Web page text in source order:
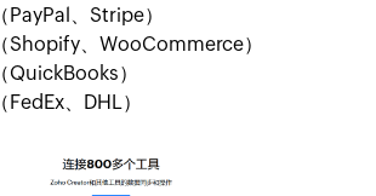
PayPal、Stripe）
Shopify、WooCommerce）
QuickBooks）
、DHL）